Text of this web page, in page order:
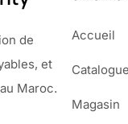
de
et
Maroc.
Accueil
Catalogue
Magasin